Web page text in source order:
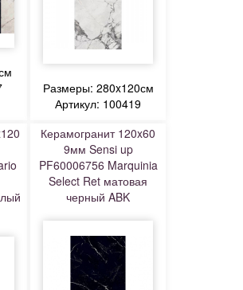
Размеры: 280x120см
Артикул: 100419
Керамогранит 120x60
9мм Sensi up
PF60006756 Marquinia
Select Ret матовая
черный ABK